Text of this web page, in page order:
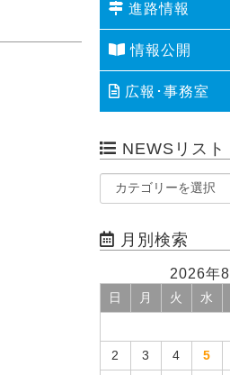
進路情報
情報公開
広報･事務室
NEWSリスト
月別検索
2026年8
日 月 火 水
2 3 4 5